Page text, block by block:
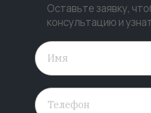
Оставьте заявку,
консультацию и